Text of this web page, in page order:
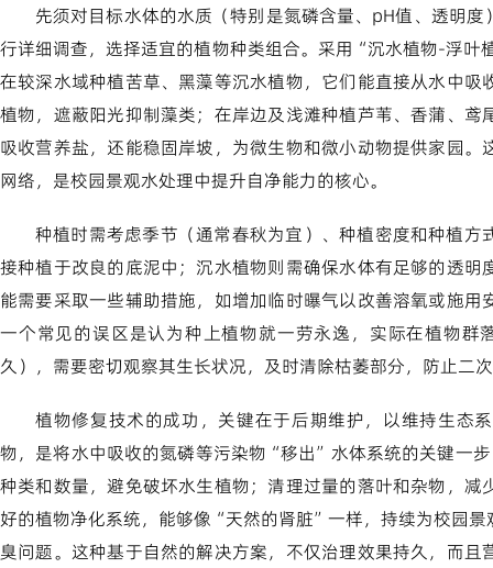
先须对目标水体的水质（特别是氮磷含量、pH值、透明
行详细调查，选择适宜的植物种类组合。采用“沉水植物-浮
在较深水域种植苦草、黑藻等沉水植物，它们能直接从水中
植物，遮蔽阳光抑制藻类；在岸边及浅滩种植芦苇、香蒲、
吸收营养盐，还能稳固岸坡，为微生物和微小动物提供家园
网络，是校园景观水处理中提升自净能力的核心。
种植时需考虑季节（通常春秋为宜）、种植密度和种植
接种植于改良的底泥中；沉水植物则需确保水体有足够的透
能需要采取一些辅助措施，如增加临时曝气以改善溶氧或施
一个常见的误区是认为种上植物就一劳永逸，实际在植物群
久），需要密切观察其生长状况，及时清除枯萎部分，防止二
植物修复技术的成功，关键在于后期维护，以维持生态
物，是将水中吸收的氮磷等污染物“移出”水体系统的关键一
种类和数量，避免破坏水生植物；清理过量的落叶和杂物，
好的植物净化系统，能够像“天然的肾脏”一样，持续为校园
臭问题。这种基于自然的解决方案，不仅治理效果持久，而